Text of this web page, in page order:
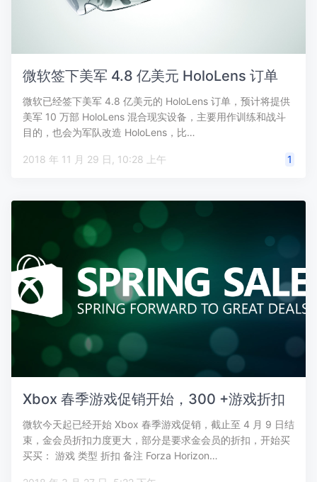
微软签下美军 4.8 亿美元 HoloLens 订单
微软已经签下美军 4.8 亿美元的 HoloLens 订单，预计将提供
美军 10 万部 HoloLens 混合现实设备，主要用作训练和战斗
目的，也会为军队改造 HoloLens，比…
2018 年 11 月 29 日, 10:28 上午 1
Xbox 春季游戏促销开始，300 +游戏折扣
微软今天起已经开始 Xbox 春季游戏促销，截止至 4 月 9 日结
束，金会员折扣力度更大，部分是要求金会员的折扣，开始买
买买： 游戏 类型 折扣 备注 Forza Horizon…